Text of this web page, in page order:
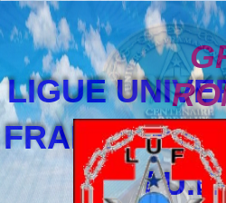
LIGUE
FRANCS-
/